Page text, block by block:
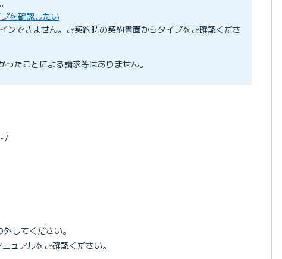
を確認したい
ンできません。ご契約時の契約書面からタイプをご確認くださ
たことによる請求等はありません。
7
してください。
ュアルをご確認ください。